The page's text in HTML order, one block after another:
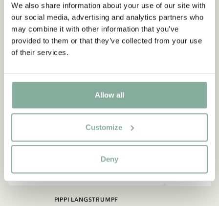
We also share information about your use of our site with
our social media, advertising and analytics partners who
may combine it with other information that you’ve
provided to them or that they’ve collected from your use
of their services.
Allow all
Customize
Deny
PIPPI LANGSTRUMPF